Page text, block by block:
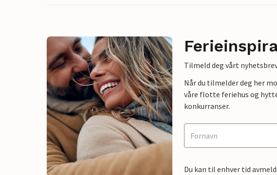
Tilmeld deg vårt
Når du tilmelder deg her
våre flotte feriehus og
konkurranser.
Du kan til enhver tid